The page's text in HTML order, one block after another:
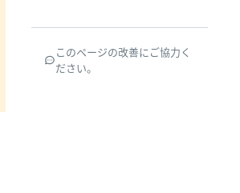
このページの改善にご協力く
ださい。